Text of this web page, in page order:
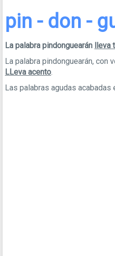
pin - don -
La palabra pindonguearán lleva
La palabra pindonguearán, con
LLeva acento.
Las palabras agudas acabadas